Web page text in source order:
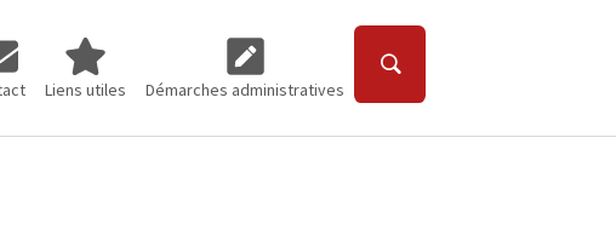
for "Contact"
Liens utiles
Submenu for "Liens utiles"
Démarches administratives
Submenu for "Démarches administratives"